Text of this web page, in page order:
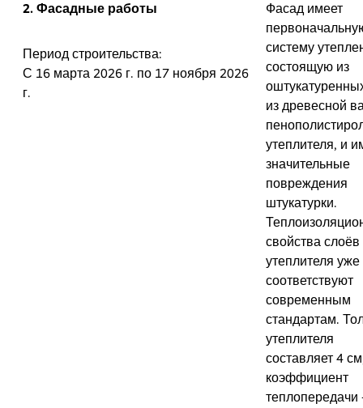
2. Фасадные работы
Период строительства:
С 16 марта 2026 г. по 17 ноября 2026
г.
Фасад имеет
систему
состоящую из
из древесной
утеплителя, и
значительные
повреждения
штукатурки.
свойства слоёв
утеплителя уже
соответствуют
современным
стандартам.
утеплителя
составляет 4
коэффициент